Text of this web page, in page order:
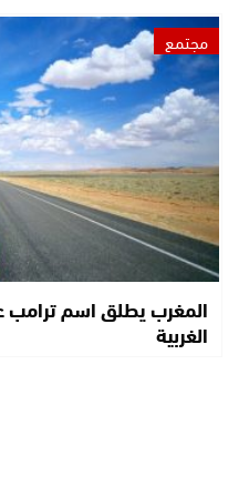
مجتمع
المغرب يطلق اسم
الغربية